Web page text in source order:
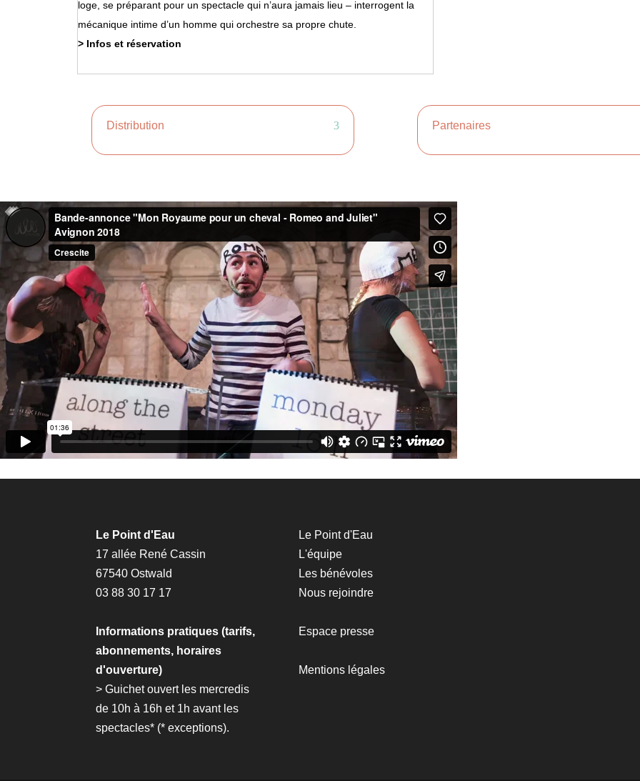
loge, se préparant pour un spectacle qui n’aura jamais lieu – interrogent la
mécanique intime d’un homme qui orchestre sa propre chute.
> Infos et réservation
Distribution Partenaires
Le Point d'Eau
17 allée René Cassin
67540 Ostwald
03 88 30 17 17
Informations pratiques (tarifs,
abonnements, horaires
d'ouverture)
> Guichet ouvert les mercredis
de 10h à 16h et 1h avant les
spectacles* (*exceptions).
Le Point d'Eau
L'équipe
Les bénévoles
Nous rejoindre
Espace presse
Mentions légales